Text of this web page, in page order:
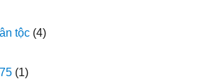
tộc (4)
(1)